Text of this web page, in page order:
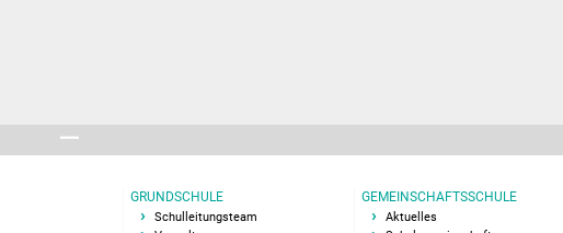
GRUNDSCHULE
Schulleitungsteam
GEMEINSCHAFTSSCHULE
Aktuelles